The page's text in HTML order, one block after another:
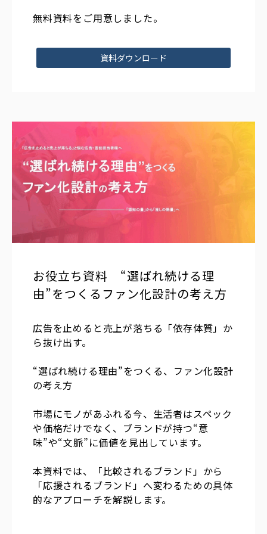
無料資料をご用意しました。
資料ダウンロード
お役立ち資料　“選ばれ続ける理
由”をつくるファン化設計の考え方
広告を止めると売上が落ちる「依存体質」か
ら抜け出す。
“選ばれ続ける理由”をつくる、ファン化設計
の考え方
市場にモノがあふれる今、生活者はスペック
や価格だけでなく、ブランドが持つ“意
味”や“文脈”に価値を見出しています。
本資料では、「比較されるブランド」から
「応援されるブランド」へ変わるための具体
的なアプローチを解説します。